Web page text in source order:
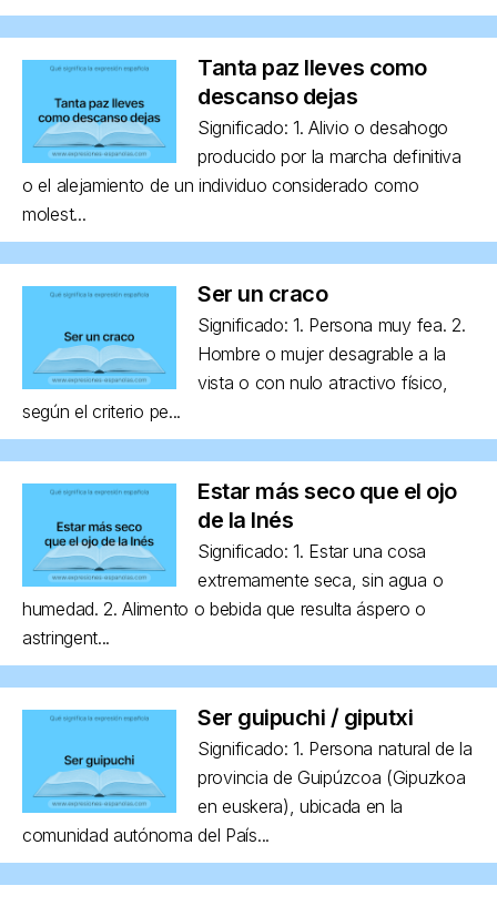
Tanta paz lleves como
descanso dejas
Significado: 1. Alivio o desahogo
producido por la marcha definitiva
o el alejamiento de un individuo considerado como
molest...
Ser un craco
Significado: 1. Persona muy fea. 2.
Hombre o mujer desagrable a la
vista o con nulo atractivo físico,
según el criterio pe...
Estar más seco que el ojo
de la Inés
Significado: 1. Estar una cosa
extremamente seca, sin agua o
humedad. 2. Alimento o bebida que resulta áspero o
astringent...
Ser guipuchi / giputxi
Significado: 1. Persona natural de la
provincia de Guipúzcoa (Gipuzkoa
en euskera), ubicada en la
comunidad autónoma del País...